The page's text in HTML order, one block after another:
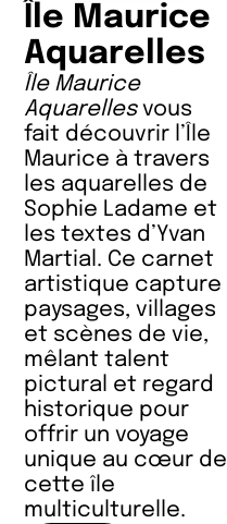
Île Maurice
Aquarelles
Île Maurice
Aquarellesvous
fait découvrir l’Île
Maurice à travers
les aquarelles de
Sophie Ladame et
les textes d’Yvan
Martial. Ce carnet
artistique capture
paysages, villages
et scènes de vie,
mêlant talent
pictural et regard
historique pour
offrir un voyage
unique au cœur de
cette île
multiculturelle.